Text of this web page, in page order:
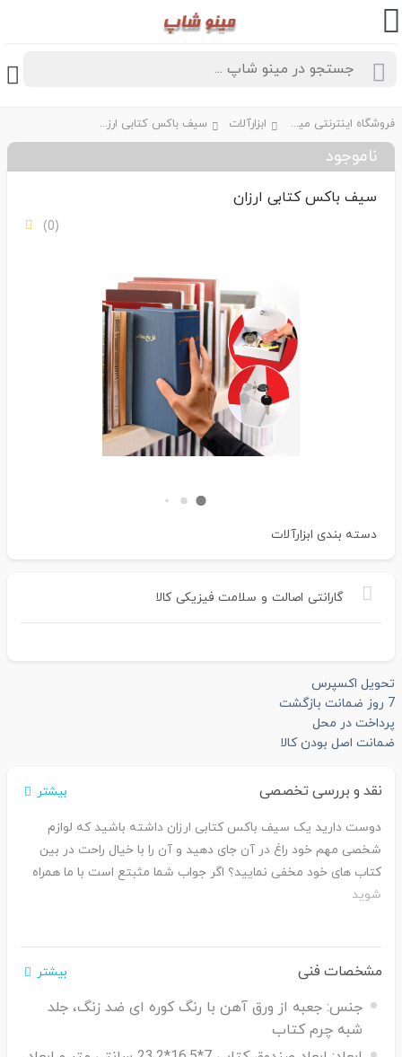
فروشگاه اینترنتی مینو شاپ ابزارآلات سیف باکس کتابی ارزان
ناموجود
سیف باکس کتابی ارزان
(0)
دسته بندی ابزارآلات
گارانتی اصالت و سلامت فیزیکی کالا
تحویل اکسپرس
7 روز ضمانت بازگشت
پرداخت در محل
ضمانت اصل بودن کالا
نقد و بررسی تخصصی بیشتر
دوست دارید یک سیف باکس کتابی ارزان داشته باشید که لوازم
شخصی مهم خود راغ در آن جای دهید و آن را با خیال راحت در بین
کتاب های خود مخفی نمایید؟ اگر جواب شما مثبتع است با ما همراه
شوید
مشخصات فنی بیشتر
جنس: جعبه از ورق آهن با رنگ کوره ای ضد زنگ، جلد
شبه چرم کتاب